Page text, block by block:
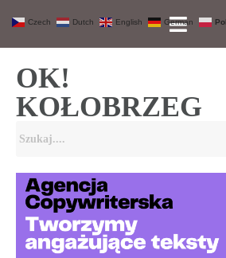
OK!
KOŁOBRZEG
Czech Dutch English German